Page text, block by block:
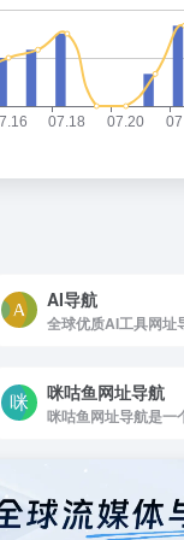
AI导航
咪咕鱼网址导航